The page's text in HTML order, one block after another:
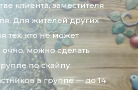
клиента, заместителя
Для жителей других
тех, кто не может
очно, можно сделать
по скайпу.
в группе — до 14